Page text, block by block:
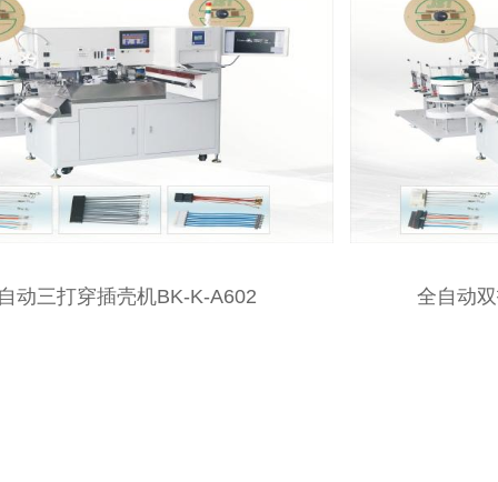
全自动双打单插胶壳机BK-K-A601